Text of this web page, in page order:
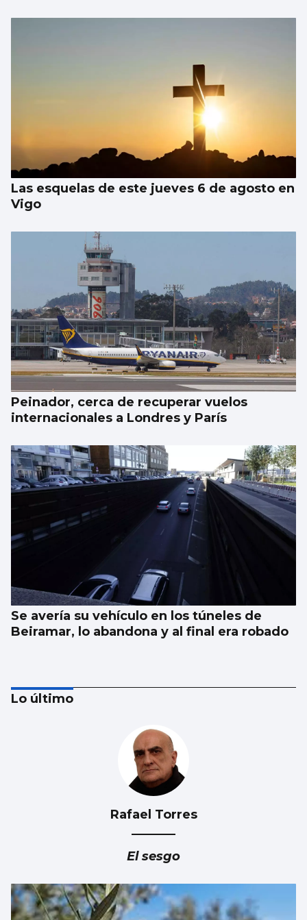
Las esquelas de este jueves 6 de agosto en
Vigo
Peinador, cerca de recuperar vuelos
internacionales a Londres y París
Se avería su vehículo en los túneles de
Beiramar, lo abandona y al final era robado
Lo último
Rafael Torres
El sesgo